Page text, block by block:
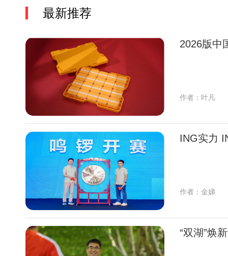
最新推荐
2026版中
作者：叶凡
ING实力
作者：金娣
“双湖”焕